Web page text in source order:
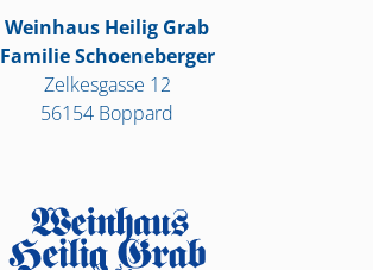
Weinhaus Heilig Grab
Familie Schoeneberger
Zelkesgasse 12
56154 Boppard